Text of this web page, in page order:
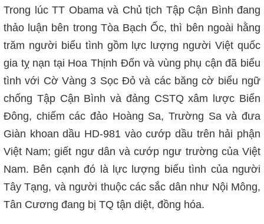
Trong lúc TT Obama và Chủ tịch Tập Cận Bình đang
thảo luận bên trong Tòa Bạch Ốc, thì bên ngoài hằng
trăm người biểu tình gồm lực lượng người Việt quốc
gia tỵ nạn tại Hoa Thịnh Đốn và vùng phụ cận đã biểu
tình với Cờ Vàng 3 Sọc Đỏ và các băng cờ biểu ngữ
chống Tập Cận Bình và đảng CSTQ xâm lược Biển
Đông, chiếm các đảo Hoàng Sa, Trường Sa và đưa
Giàn khoan dầu HD-981 vào cướp dầu trên hải phận
Việt Nam; giết ngư dân và cướp ngư trường của Việt
Nam. Bên cạnh đó là lực lượng biểu tình của người
Tây Tạng, và người thuộc các sắc dân như Nội Mông,
Tân Cương đang bị TQ tận diệt, đồng hóa.